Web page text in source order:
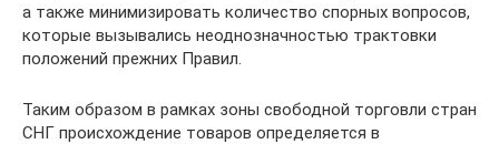
а также минимизировать количество спорных вопросов,
которые вызывались неоднозначностью трактовки
положений прежних Правил.
Таким образом в рамках зоны свободной торговли стран
СНГ происхождение товаров определяется в